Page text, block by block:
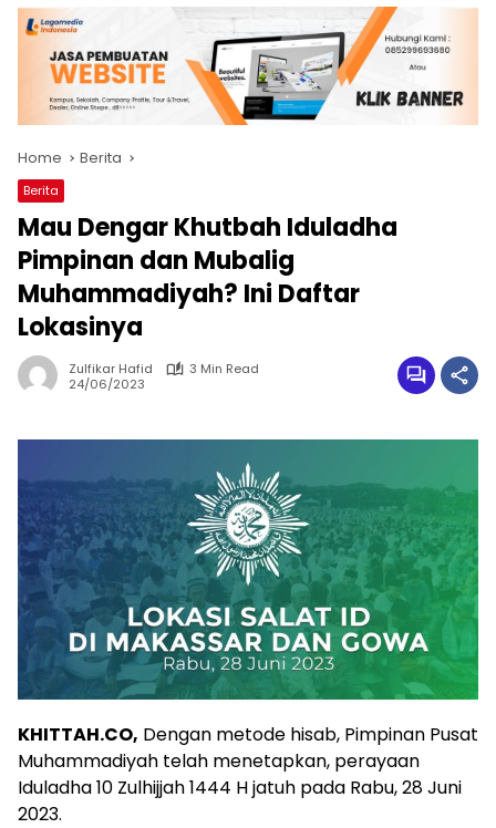
Home Berita
Berita
Mau Dengar Khutbah Iduladha
Pimpinan dan Mubalig
Muhammadiyah? Ini Daftar
Lokasinya
Zulfikar Hafid
3 Min Read
24/06/2023
KHITTAH.CO, Dengan metode hisab, Pimpinan Pusat
Muhammadiyah telah menetapkan, perayaan
Iduladha 10 Zulhijjah 1444 H jatuh pada Rabu, 28 Juni
2023.